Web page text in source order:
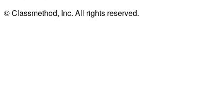
© Classmethod, Inc. All rights reserved.